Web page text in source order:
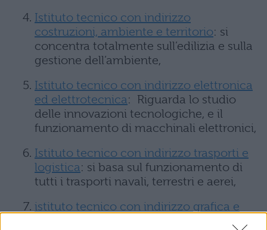
Istituto tecnico con indirizzo
costruzioni, ambiente e territorio: si
concentra totalmente sull’edilizia e sulla
gestione dell’ambiente,
Istituto tecnico con indirizzo elettronica
ed elettrotecnica: Riguarda lo studio
delle innovazioni tecnologiche, e il
funzionamento di macchinali elettronici,
Istituto tecnico con indirizzo trasporti e
logistica: si basa sul funzionamento di
tutti i trasporti navali, terrestri e aerei,
istituto tecnico con indirizzo grafica e